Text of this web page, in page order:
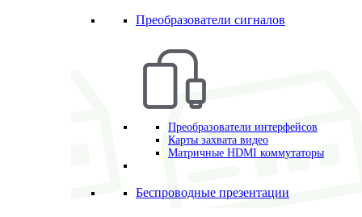
Преобразователи сигналов
Преобразователи интерфейсов
Карты захвата видео
Матричные HDMI коммутаторы
Беспроводные презентации